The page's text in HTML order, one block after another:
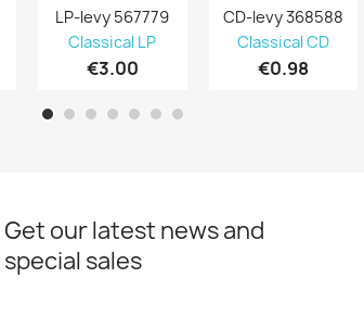
LP-levy 567779
Classical LP
€3.00
CD-levy 368588
Classical CD
€0.98
Get our latest news and
special sales